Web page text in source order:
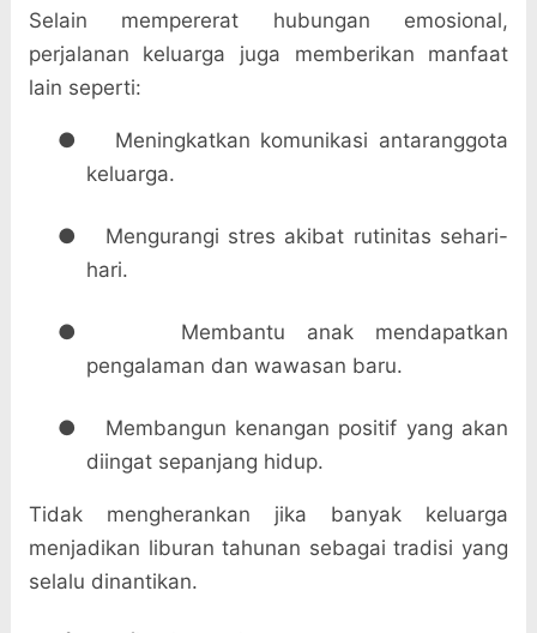
Selain mempererat hubungan emosional,
perjalanan keluarga juga memberikan manfaat
lain seperti:
●
Meningkatkan komunikasi antaranggota
keluarga.
●
Mengurangi stres akibat rutinitas sehari-
hari.
●
Membantu anak mendapatkan
pengalaman dan wawasan baru.
●
Membangun kenangan positif yang akan
diingat sepanjang hidup.
Tidak mengherankan jika banyak keluarga
menjadikan liburan tahunan sebagai tradisi yang
selalu dinantikan.